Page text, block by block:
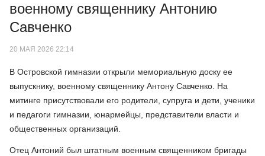
военному священнику Антонию
Савченко
20 МАЯ 2026 22:14
В Островской гимназии открыли мемориальную доску ее
выпускнику, военному священнику Антону Савченко. На
митинге присутствовали его родители, супруга и дети, ученики
и педагоги гимназии, юнармейцы, представители власти и
общественных организаций.
Отец Антоний был штатным военным священником бригады